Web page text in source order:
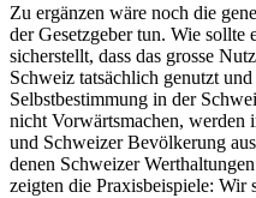
Zu ergänzen wäre noch die
der Gesetzgeber tun. Wie sollte
sicherstellt, dass das grosse
Schweiz tatsächlich genutzt
Selbstbestimmung in der
nicht Vorwärtsmachen, werden
und Schweizer Bevölkerung
denen Schweizer
zeigten die Praxisbeispiele: Wir